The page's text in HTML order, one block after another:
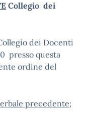
Collegio dei
dei Docenti
presso questa
ordine del
precedente;